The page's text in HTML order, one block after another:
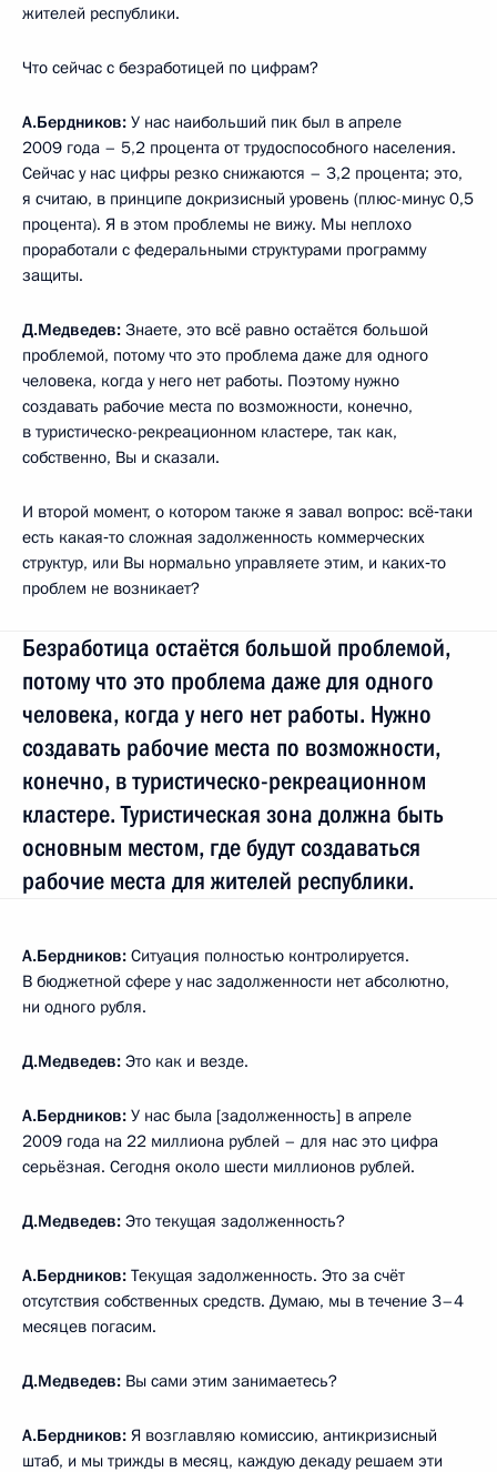
жителей республики.
Что сейчас с безработицей по цифрам?
А.Бердников: У нас наибольший пик был в апреле
2009 года – 5,2 процента от трудоспособного населения.
Сейчас у нас цифры резко снижаются – 3,2 процента; это,
я считаю, в принципе докризисный уровень (плюс-минус 0,5
процента). Я в этом проблемы не вижу. Мы неплохо
проработали с федеральными структурами программу
защиты.
Д.Медведев: Знаете, это всё равно остаётся большой
проблемой, потому что это проблема даже для одного
человека, когда у него нет работы. Поэтому нужно
создавать рабочие места по возможности, конечно,
в туристическо-рекреационном кластере, так как,
собственно, Вы и сказали.
И второй момент, о котором также я завал вопрос: всё‑таки
есть какая‑то сложная задолженность коммерческих
структур, или Вы нормально управляете этим, и каких‑то
проблем не возникает?
Безработица остаётся большой проблемой,
потому что это проблема даже для одного
человека, когда у него нет работы. Нужно
создавать рабочие места по возможности,
конечно, в туристическо-рекреационном
кластере. Туристическая зона должна быть
основным местом, где будут создаваться
рабочие места для жителей республики.
А.Бердников: Ситуация полностью контролируется.
В бюджетной сфере у нас задолженности нет абсолютно,
ни одного рубля.
Д.Медведев: Это как и везде.
А.Бердников: У нас была [задолженность] в апреле
2009 года на 22 миллиона рублей – для нас это цифра
серьёзная. Сегодня около шести миллионов рублей.
Д.Медведев: Это текущая задолженность?
А.Бердников: Текущая задолженность. Это за счёт
отсутствия собственных средств. Думаю, мы в течение 3–4
месяцев погасим.
Д.Медведев: Вы сами этим занимаетесь?
А.Бердников: Я возглавляю комиссию, антикризисный
штаб, и мы трижды в месяц, каждую декаду решаем эти